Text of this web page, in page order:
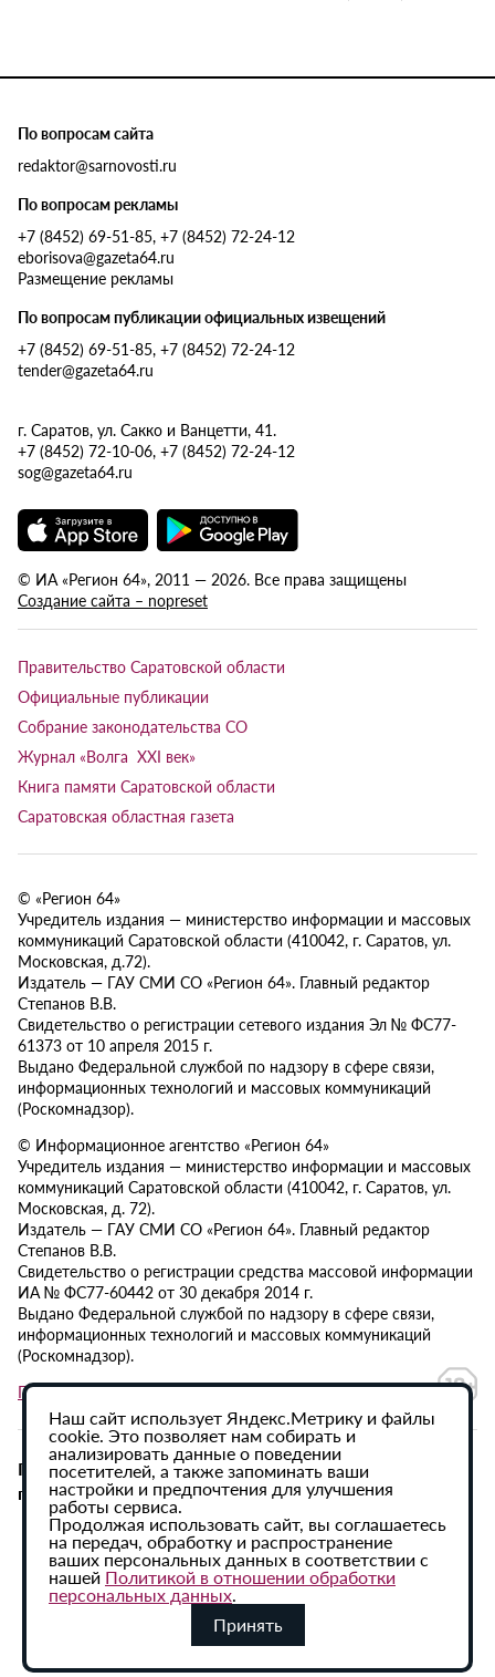
По вопросам сайта
redaktor@sarnovosti.ru
По вопросам рекламы
+7 (8452) 69-51-85, +7 (8452) 72-24-12
eborisova@gazeta64.ru
Размещение рекламы
По вопросам публикации официальных извещений
+7 (8452) 69-51-85, +7 (8452) 72-24-12
tender@gazeta64.ru
г. Саратов, ул. Сакко и Ванцетти, 41.
+7 (8452) 72-10-06, +7 (8452) 72-24-12
sog@gazeta64.ru
© ИА «Регион 64», 2011 — 2026. Все права защищены
Создание сайта – nopreset
Правительство Саратовской области
Официальные публикации
Собрание законодательства СО
Журнал «Волга XXI век»
Книга памяти Саратовской области
Саратовская областная газета
© «Регион 64»
Учредитель издания — министерство информации и массовых
коммуникаций Саратовской области (410042, г. Саратов, ул.
Московская, д.72).
Издатель — ГАУ СМИ СО «Регион 64». Главный редактор
Степанов В.В.
Свидетельство о регистрации сетевого издания Эл № ФС77-
61373 от 10 апреля 2015 г.
Выдано Федеральной службой по надзору в сфере связи,
информационных технологий и массовых коммуникаций
(Роскомнадзор).
© Информационное агентство «Регион 64»
Учредитель издания — министерство информации и массовых
коммуникаций Саратовской области (410042, г. Саратов, ул.
Московская, д. 72).
Издатель — ГАУ СМИ СО «Регион 64». Главный редактор
Степанов В.В.
Свидетельство о регистрации средства массовой информации
ИА № ФС77-60442 от 30 декабря 2014 г.
Выдано Федеральной службой по надзору в сфере связи,
информационных технологий и массовых коммуникаций
(Роскомнадзор).
Политика в отношении обработки персональных данных
При использовании материалов сайта активная
гиперссылка на ИА «Регион 64» обязательна.
Наш сайт использует Яндекс.Метрику и файлы
cookie. Это позволяет нам собирать и
анализировать данные о поведении
посетителей, а также запоминать ваши
настройки и предпочтения для улучшения
работы сервиса.
Продолжая использовать сайт, вы соглашаетесь
на передач, обработку и распространение
ваших персональных данных в соответствии с
нашей Политикой в отношении обработки
персональных данных.
Принять